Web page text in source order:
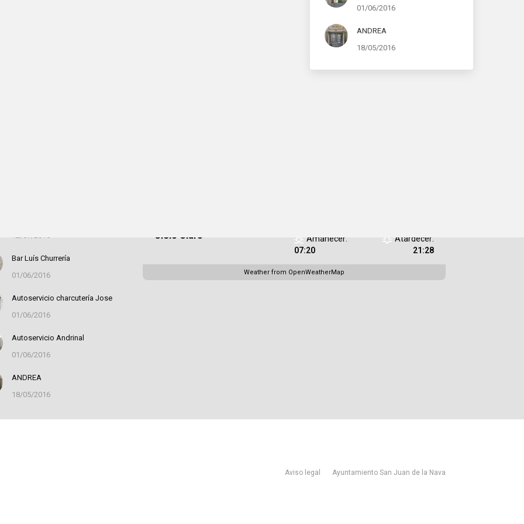
01/06/2016
ANDREA
18/05/2016
12/07/2016
Bar Luís Churrería
01/06/2016
Autoservicio charcutería Jose
01/06/2016
Autoservicio Andrinal
01/06/2016
ANDREA
18/05/2016
Cielo Claro
Amanecer:
07:20
Atardecer:
21:28
Weather from OpenWeatherMap
Aviso legal Ayuntamiento San Juan de la Nava